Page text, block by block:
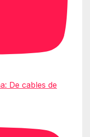
De cables de